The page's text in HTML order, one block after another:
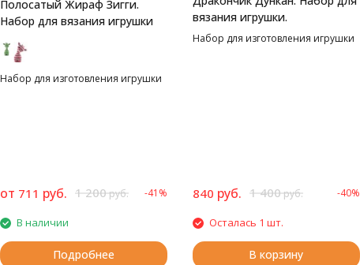
Полосатый Жираф Зигги.
Набор для вязания игрушки
Набор для изготовления игрушки
от 711 руб. 1 200руб. -41%
В наличии
Подробнее
вязания игрушки.
Набор для изготовления игрушки
840 руб. 1 400руб. -40%
Осталась 1 шт.
В корзину